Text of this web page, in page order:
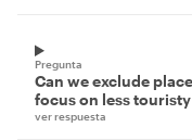
Pregunta
Can we exclude
focus on less touristy
ver respuesta